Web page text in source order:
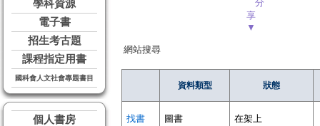
學科資源
電子書
招生考古題
課程指定用書
國科會人文社會專題書目
個人書房
分
享
▼
網站搜尋
資料類型 狀態
找書 圖書 在架上